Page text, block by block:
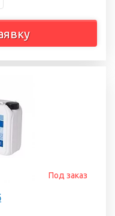
Под заказ